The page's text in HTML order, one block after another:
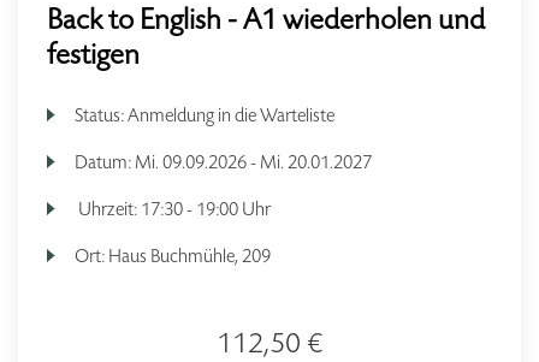
Back to English - A1 wiederholen und
festigen
Status:Anmeldung in die Warteliste
Datum: Mi. 09.09.2026 - Mi. 20.01.2027
Uhrzeit: 17:30 - 19:00 Uhr
Ort: Haus Buchmühle, 209
112,50 €